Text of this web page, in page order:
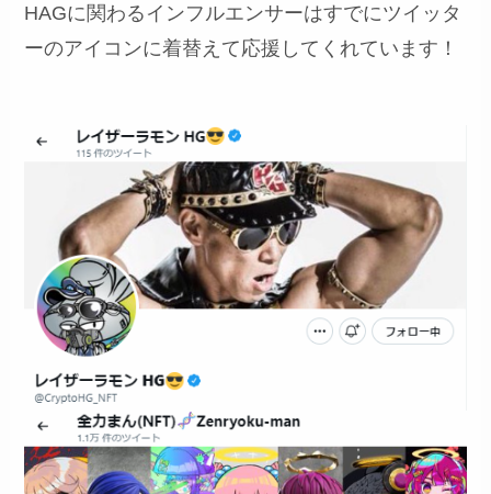
HAGに関わるインフルエンサーはすでにツイッタ
ーのアイコンに着替えて応援してくれています！